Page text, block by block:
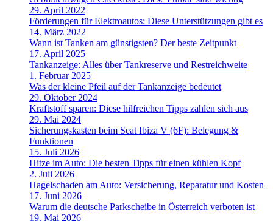
29. April 2022
Förderungen für Elektroautos: Diese Unterstützungen gibt es
14. März 2022
Wann ist Tanken am günstigsten? Der beste Zeitpunkt
17. April 2025
Tankanzeige: Alles über Tankreserve und Restreichweite
1. Februar 2025
Was der kleine Pfeil auf der Tankanzeige bedeutet
29. Oktober 2024
Kraftstoff sparen: Diese hilfreichen Tipps zahlen sich aus
29. Mai 2024
Sicherungskasten beim Seat Ibiza V (6F): Belegung &
Funktionen
15. Juli 2026
Hitze im Auto: Die besten Tipps für einen kühlen Kopf
2. Juli 2026
Hagelschaden am Auto: Versicherung, Reparatur und Kosten
17. Juni 2026
Warum die deutsche Parkscheibe in Österreich verboten ist
19. Mai 2026